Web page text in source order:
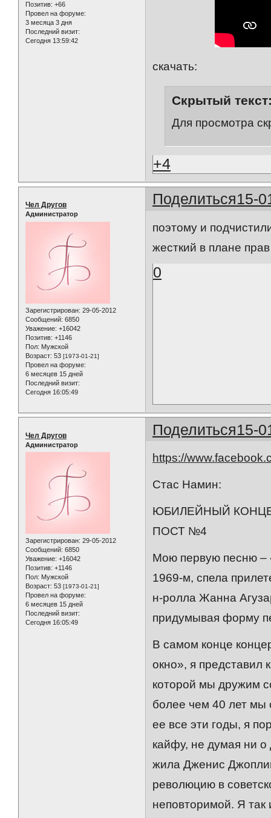
Позитив: +66
Провел на форуме:
3 месяца 3 дня
Последний визит:
Сегодня 13:59:42
скачать:
Скрытый
Для просмотра
+4
Поделиться15-
Чел Другов
Администратор
Зарегистрирован: 29-05-2012
Сообщений: 6850
Уважение: +16042
Позитив: +1146
Пол: Мужской
Возраст: 53 [1973-01-21]
Провел на форуме:
6 месяцев 15 дней
Последний визит:
Сегодня 16:05:49
поэтому и
жесткий в плане
0
Поделиться15-
Чел Другов
Администратор
Зарегистрирован: 29-05-2012
Сообщений: 6850
Уважение: +16042
Позитив: +1146
Пол: Мужской
Возраст: 53 [1973-01-21]
Провел на форуме:
6 месяцев 15 дней
Последний визит:
Сегодня 16:05:49
https://
Стас Намин:
ЮБИЛЕЙНЫЙ
ПОСТ №4
Мою первую песню –
1969-м, спела
н-ролла Жанна
придумывая форму
В самом конце
окно», я представил
которой мы дружим
более чем 40 лет мы
ее все эти годы, я
кайфу, не думая ни о
жила Дженис
революцию в
неповторимой. Я так